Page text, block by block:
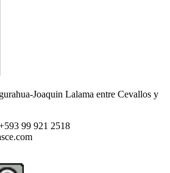
Joaquin Lalama entre Cevallos y
99 921 2518